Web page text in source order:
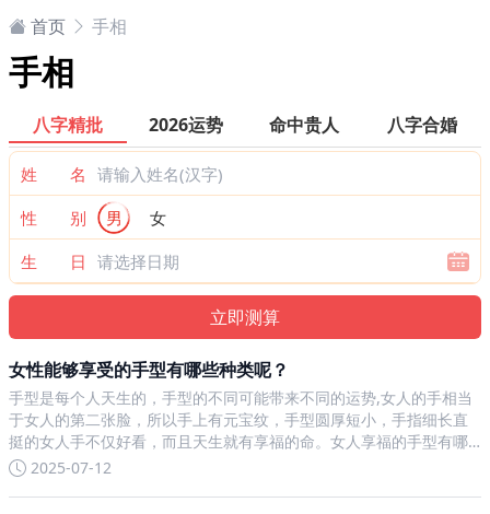
首页 手相
手相
八字精批 2026运势 命中贵人 八字合婚
姓 名
性 别
男
女
生 日
女性能够享受的手型有哪些种类呢？
手型是每个人天生的，手型的不同可能带来不同的运势,女人的手相当
于女人的第二张脸，所以手上有元宝纹，手型圆厚短小，手指细长直
挺的女人手不仅好看，而且天生就有享福的命。女人享福的手型有哪
些元宝纹女生手上有元宝纹是特别难得的，元宝纹线路深长，代表福
2025-07-12